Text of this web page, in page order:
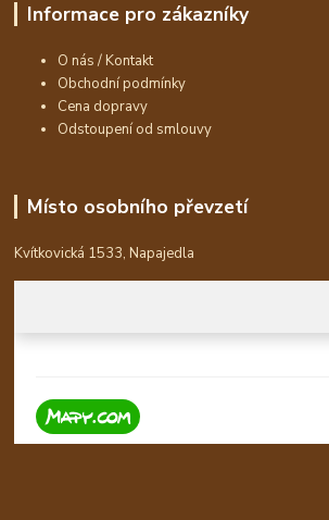
Informace pro zákazníky
O nás / Kontakt
Obchodní podmínky
Cena dopravy
Odstoupení od smlouvy
Místo osobního převzetí
Kvítkovická 1533, Napajedla